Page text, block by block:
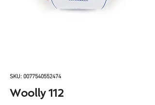
SKU: 0077540552474
Woolly 112